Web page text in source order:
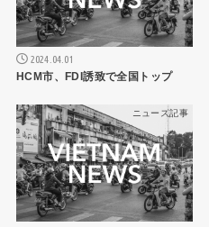
2024.04.01
HCM市、FDI誘致で全国トップ
ニュース記事